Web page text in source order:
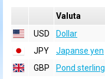
Valuta
USD
Dollar
JPY
Japanse yen
GBP
Pond sterling